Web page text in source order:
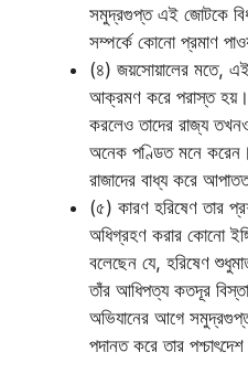
সমুদ্রগুপ্ত এই জোটকে
সম্পর্কে কোনো প্রমাণ
(৪) জয়সোয়ালের মতে,
আক্রমণ করে পরাস্ত হয়।
করলেও তাদের রাজ্য
অনেক পণ্ডিত মনে করেন।
রাজাদের বাধ্য করে
(৫) কারণ হরিষেণ তার
অধিগ্রহণ করার কোনো
বলেছেন যে, হরিষেণ
তাঁর আধিপত্য কতদূর
অভিযানের আগে সমুদ্রগুপ্ত
পদানত করে তার